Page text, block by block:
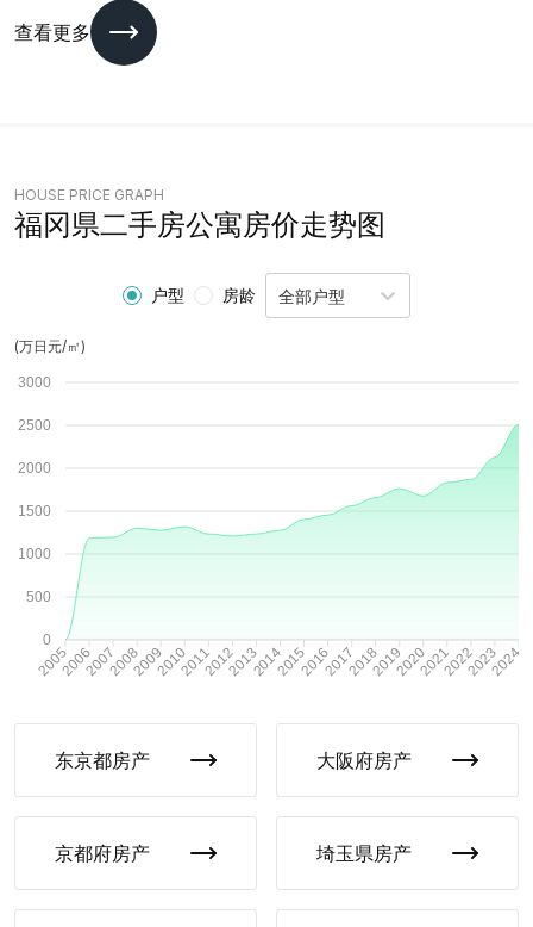
福冈县零售业销售额的过半数。福冈县主要的在地商业企业
有岩田屋、井筒屋等。2015年，到访福冈县的观光客达1.04
亿人次，观光客在2015年为福冈县带来11,541亿日元的消
业企业在福冈市投资。北九州亦积极吸引信息技术产业企业
投资，并拥有日本最大的地图企业Zenrin。
查看更多
HOUSE PRICE GRAPH
福冈県二手房公寓房价走势图
户型 房龄 全部户型
(万日元/㎡)
3000
2500
2000
1500
1000
500
0
20052006200720082009201020112012201320142015201620172018201920202021202220232024
东京都房产 大阪府房产
京都府房产 埼玉県房产